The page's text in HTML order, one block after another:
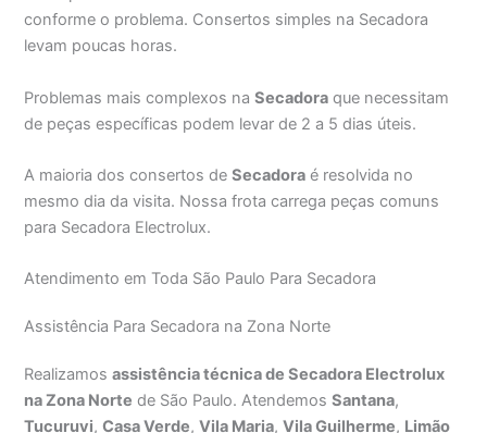
conforme o problema. Consertos simples na Secadora
levam poucas horas.
Problemas mais complexos naSecadora que necessitam
de peças específicas podem levar de 2 a 5 dias úteis.
A maioria dos consertos deSecadora é resolvida no
mesmo dia da visita. Nossa frota carrega peças comuns
para Secadora Electrolux.
Atendimento em Toda São Paulo Para Secadora
Assistência Para Secadora na Zona Norte
Realizamosassistência técnica de Secadora Electrolux
na Zona Norte de São Paulo. AtendemosSantana,
Tucuruvi,Casa Verde,Vila Maria,Vila Guilherme, Limão